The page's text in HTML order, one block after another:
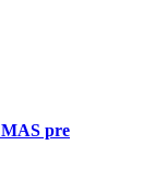
pre